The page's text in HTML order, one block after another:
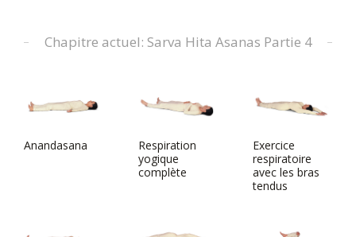
Chapitre actuel: Sarva Hita Asanas Partie 4
Anandasana
Respiration
yogique
complète
Exercice
respiratoire
avec les bras
tendus